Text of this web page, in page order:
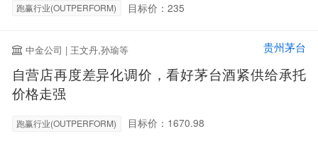
跑赢行业(OUTPERFORM) 目标价：235
中金公司 | 王文丹,孙瑜等 贵州茅台
自营店再度差异化调价，看好茅台酒紧供给承托
价格走强
跑赢行业(OUTPERFORM) 目标价：1670.98